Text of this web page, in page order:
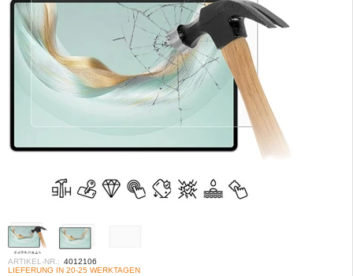
ARTIKEL-NR.: 4012106
LIEFERUNG IN 20-25 WERKTAGEN